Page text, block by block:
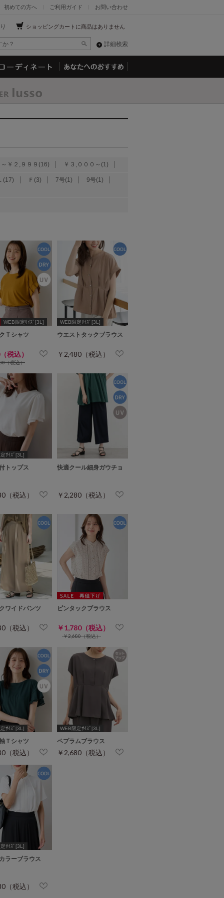
お問い合わせ
ご利用ガイド
初めての方へ
ショッピングカートに商品はありません
詳細検索
～￥２,９９９(16) ￥３,０００～(1)
(17) Ｆ(3) 7号(1)
9号(1)
WEB限定ｻｲｽﾞ[3L]
Ｔシャツ
税込）
（税込）
WEB限定ｻｲｽﾞ[3L]
ウエストタックブラウス
￥2,480（税込）
ｻｲｽﾞ[3L]
トップス
（税込）
快適クール細身ガウチョ
￥2,280（税込）
ワイドパンツ
（税込）
ピンタックブラウス
￥1,780（税込）
￥2,680（税込）
ｻｲｽﾞ[3L]
Ｔシャツ
（税込）
WEB限定ｻｲｽﾞ[3L]
ペプラムブラウス
￥2,680（税込）
ｻｲｽﾞ[3L]
ラーブラウス
（税込）